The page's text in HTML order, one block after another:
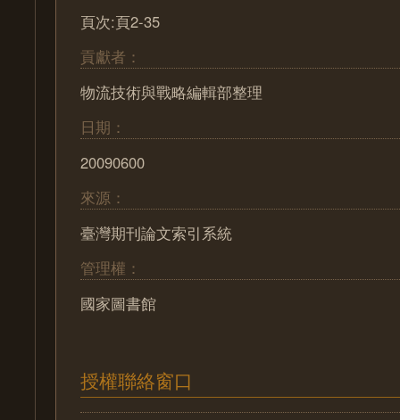
頁次:頁2-35
貢獻者：
物流技術與戰略編輯部整理
日期：
20090600
來源：
臺灣期刊論文索引系統
管理權：
國家圖書館
授權聯絡窗口